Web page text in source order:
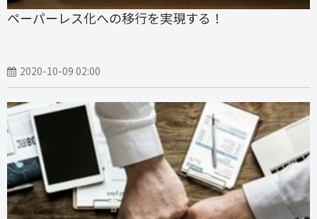
ペーパーレス化への移行を実現する！
2020-10-09 02:00